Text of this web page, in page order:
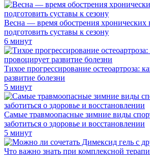
Весна — время обострения хронических
подготовить суставы к сезону
6 минут
Тихое прогрессирование остеоартроза:
развитие болезни
5 минут
Самые травмоопасные зимние виды
заботиться о здоровье и восстановлении
5 минут